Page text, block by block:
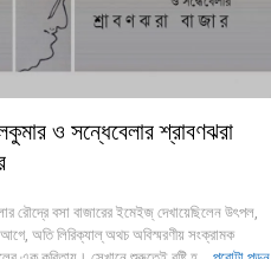
ও সন্ধেবেলার শ্রাবণঝরা
রৌদ্রে বসা বাজারের ইমেইজ্ দেখায়েছিলেন উৎপল,
অতি লিরিক্যাল্ অথচ অবিস্মরণীয় সংক্রামক